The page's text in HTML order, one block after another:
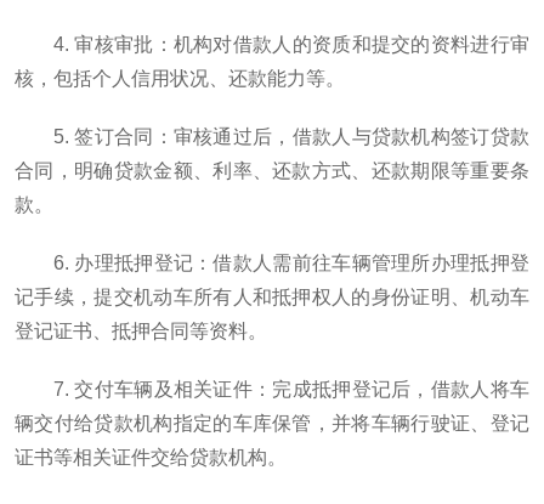
4. 审核审批：机构对借款人的资质和提交的资料进行审
核，包括个人信用状况、还款能力等。
5. 签订合同：审核通过后，借款人与贷款机构签订贷款
合同，明确贷款金额、利率、还款方式、还款期限等重要条
款。
6. 办理抵押登记：借款人需前往车辆管理所办理抵押登
记手续，提交机动车所有人和抵押权人的身份证明、机动车
登记证书、抵押合同等资料。
7. 交付车辆及相关证件：完成抵押登记后，借款人将车
辆交付给贷款机构指定的车库保管，并将车辆行驶证、登记
证书等相关证件交给贷款机构。